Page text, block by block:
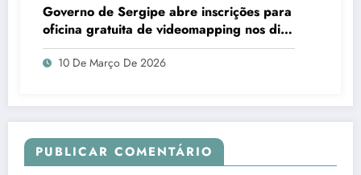
Governo de Sergipe abre inscrições para
oficina gratuita de videomapping nos dias
18 e 19 de março
10 De Março De 2026
PUBLICAR COMENTÁRIO